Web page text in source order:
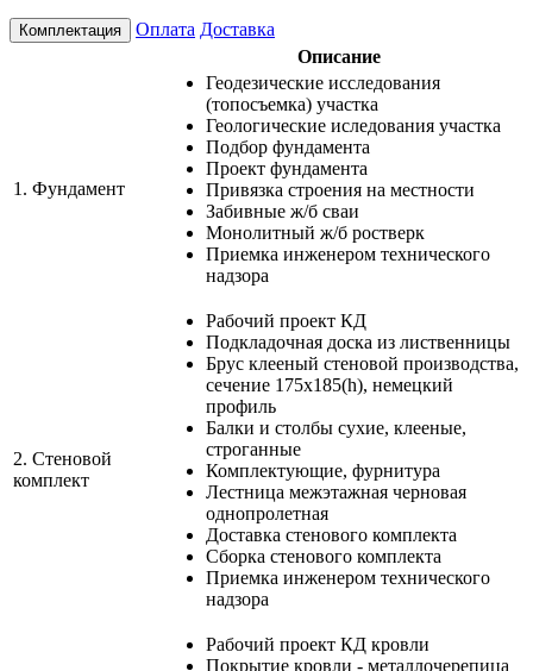
Комплектация Оплата Доставка
Описание
1. Фундамент
Геодезические исследования
(топосъемка) участка
Геологические иследования участка
Подбор фундамента
Проект фундамента
Привязка строения на местности
Забивные ж/б сваи
Монолитный ж/б ростверк
Приемка инженером технического
надзора
2. Стеновой
комплект
Рабочий проект КД
Подкладочная доска из лиственницы
Брус клееный стеновой производства,
сечение 175х185(h), немецкий
профиль
Балки и столбы сухие, клееные,
строганные
Комплектующие, фурнитура
Лестница межэтажная черновая
однопролетная
Доставка стенового комплекта
Сборка стенового комплекта
Приемка инженером технического
надзора
Рабочий проект КД кровли
Покрытие кровли - металлочерепица